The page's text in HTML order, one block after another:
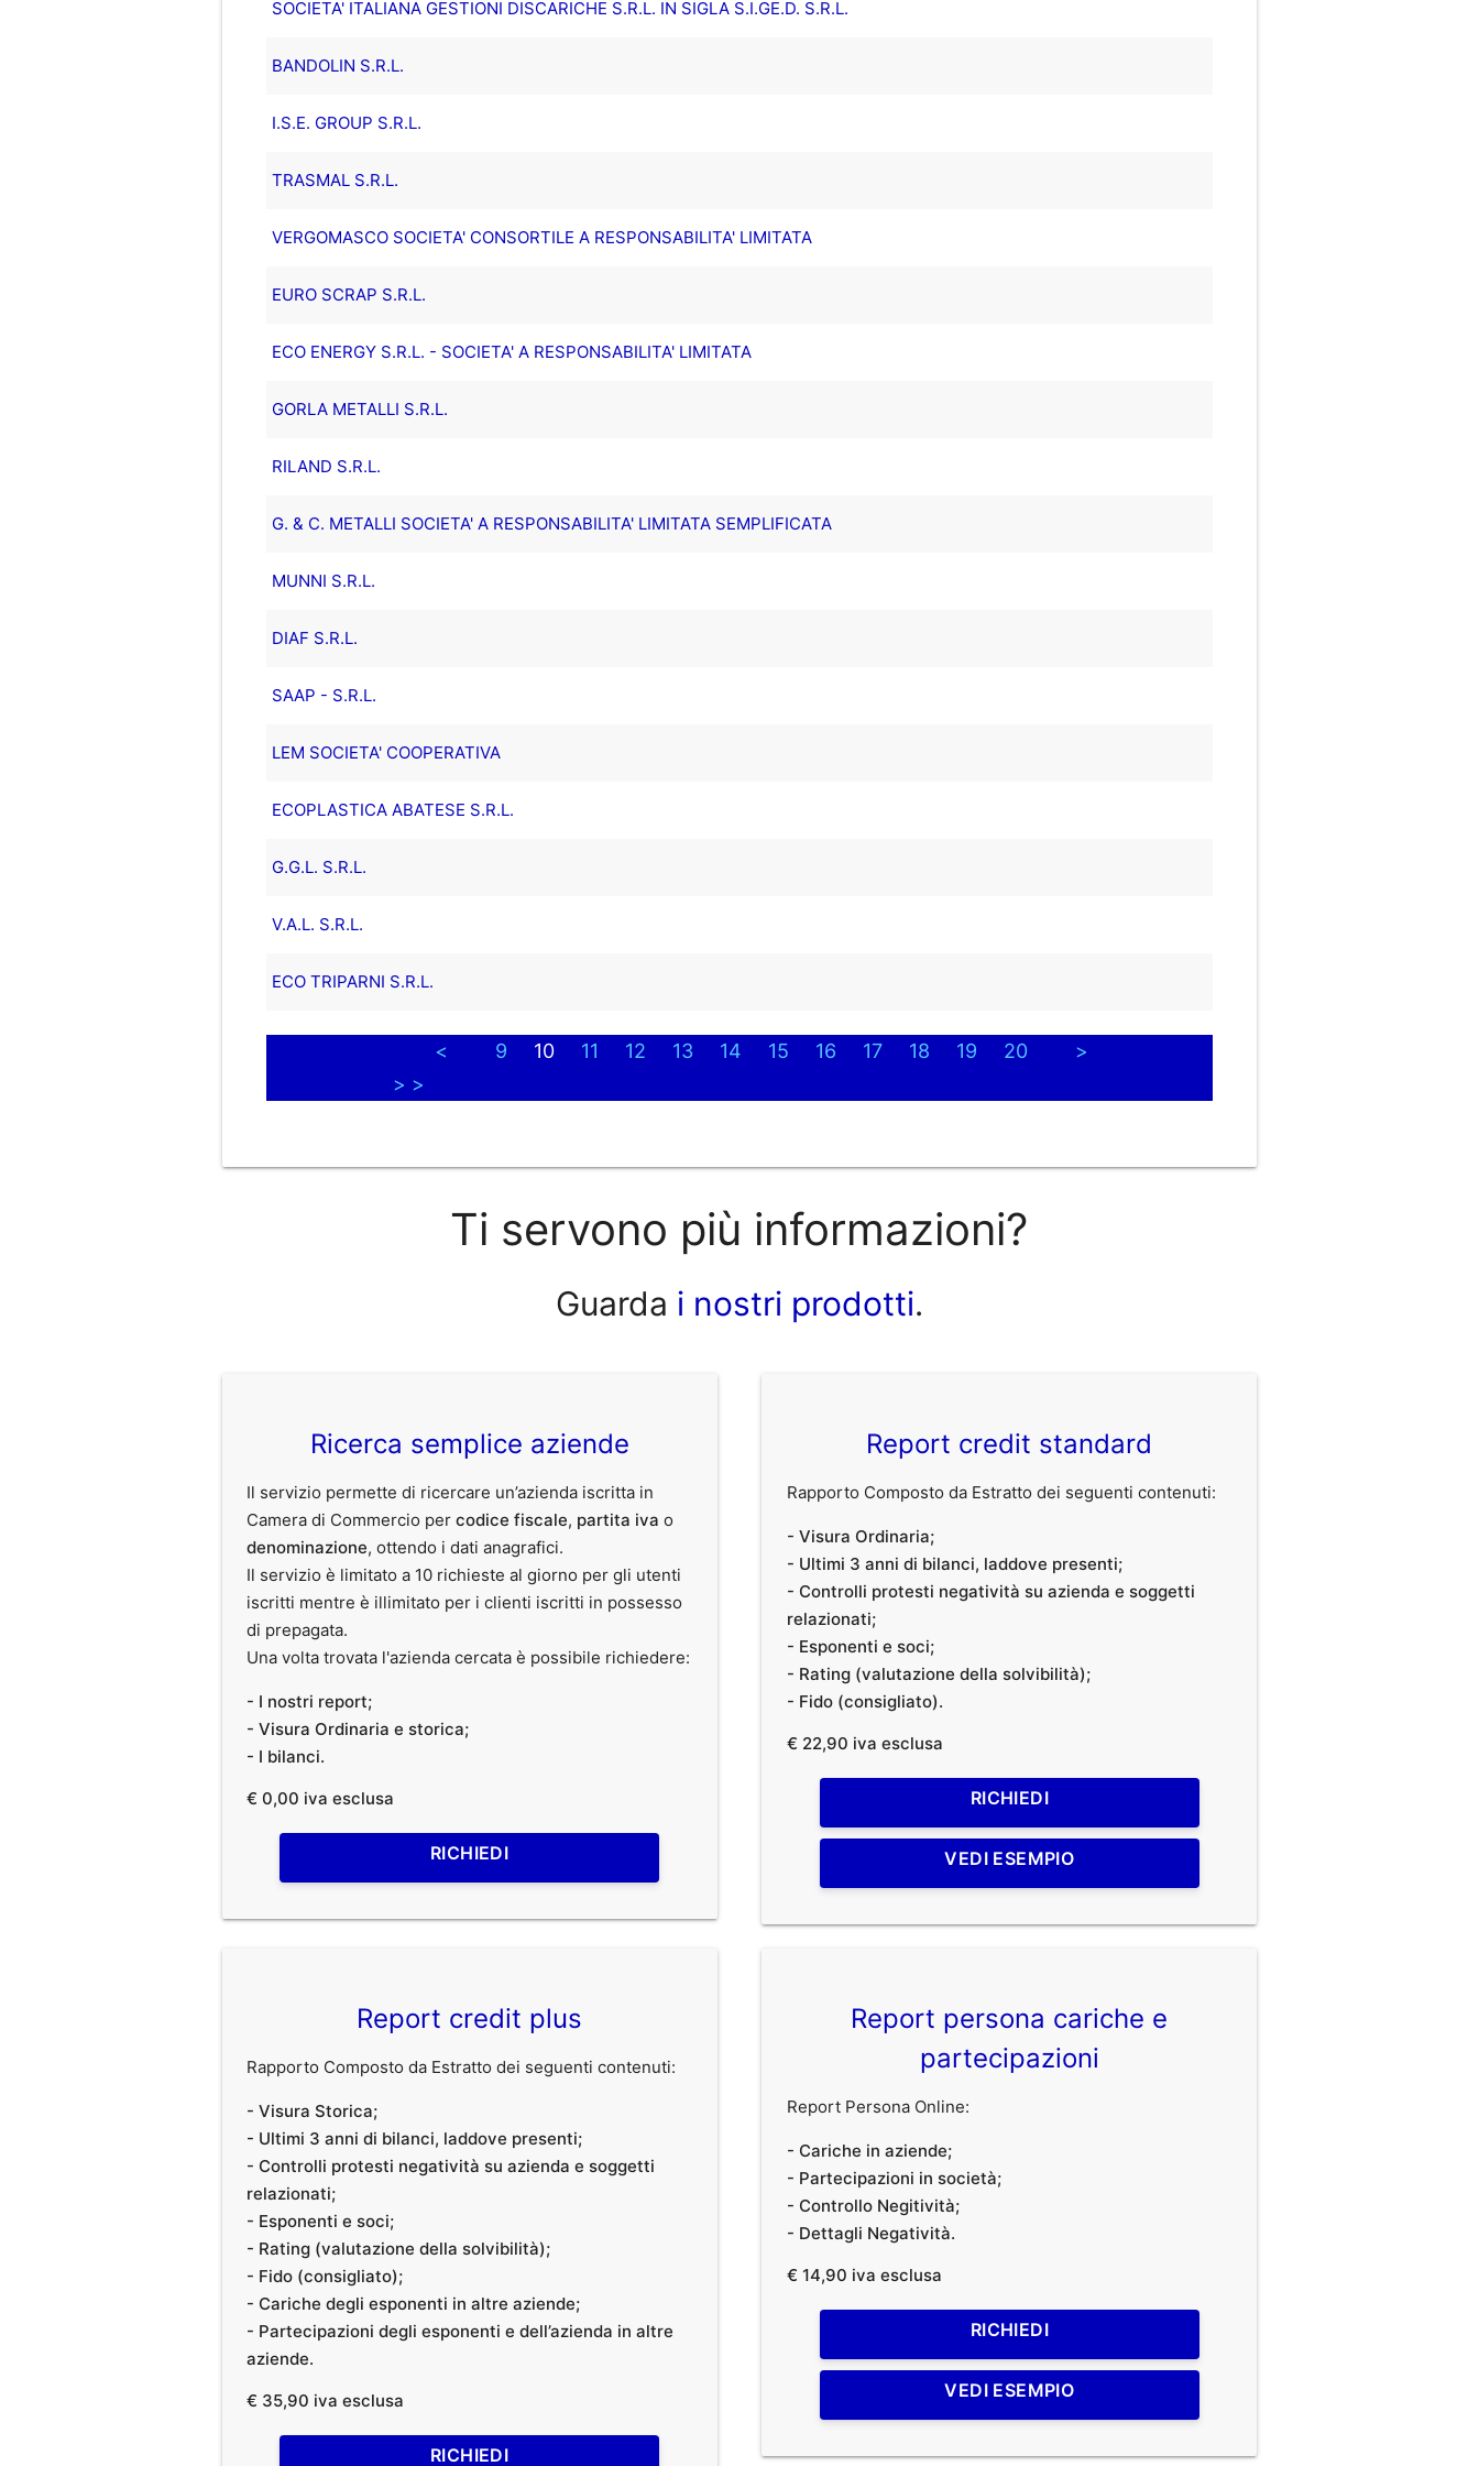
SOCIETA' ITALIANA GESTIONI DISCARICHE S.R.L. IN SIGLA S.I.GE.D. S.R.L.
BANDOLIN S.R.L.
I.S.E. GROUP S.R.L.
TRASMAL S.R.L.
VERGOMASCO SOCIETA' CONSORTILE A RESPONSABILITA' LIMITATA
EURO SCRAP S.R.L.
ECO ENERGY S.R.L. - SOCIETA' A RESPONSABILITA' LIMITATA
GORLA METALLI S.R.L.
RILAND S.R.L.
G. & C. METALLI SOCIETA' A RESPONSABILITA' LIMITATA SEMPLIFICATA
MUNNI S.R.L.
DIAF S.R.L.
SAAP - S.R.L.
LEM SOCIETA' COOPERATIVA
ECOPLASTICA ABATESE S.R.L.
G.G.L. S.R.L.
V.A.L. S.R.L.
ECO TRIPARNI S.R.L.
< 9 10 11 12 13 14 15 16 17 18 19 20
>
> >
Ti servono più informazioni?
Guarda i nostri prodotti.
Ricerca semplice aziende
Il servizio permette di ricercare un’azienda iscritta in
Camera di Commercio percodice fiscale, partita iva o
denominazione, ottendo i dati anagrafici.
Il servizio è limitato a 10 richieste al giorno per gli utenti
iscritti mentre è illimitato per i clienti iscritti in possesso
di prepagata.
Una volta trovata l'azienda cercata è possibile richiedere:
- I nostri report;
- Visura Ordinaria e storica;
- I bilanci.
€ 0,00 iva esclusa
RICHIEDI
Report credit standard
Rapporto Composto da Estratto dei seguenti contenuti:
- Visura Ordinaria;
- Ultimi 3 anni di bilanci, laddove presenti;
- Controlli protesti negatività su azienda e soggetti
relazionati;
- Esponenti e soci;
- Rating (valutazione della solvibilità);
- Fido (consigliato).
€ 22,90 iva esclusa
RICHIEDI
VEDI ESEMPIO
Report credit plus
Rapporto Composto da Estratto dei seguenti contenuti:
- Visura Storica;
- Ultimi 3 anni di bilanci, laddove presenti;
- Controlli protesti negatività su azienda e soggetti
relazionati;
- Esponenti e soci;
- Rating (valutazione della solvibilità);
- Fido (consigliato);
- Cariche degli esponenti in altre aziende;
- Partecipazioni degli esponenti e dell’azienda in altre
aziende.
€ 35,90 iva esclusa
RICHIEDI
Report persona cariche e
partecipazioni
Report Persona Online:
- Cariche in aziende;
- Partecipazioni in società;
- Controllo Negitività;
- Dettagli Negatività.
€ 14,90 iva esclusa
RICHIEDI
VEDI ESEMPIO